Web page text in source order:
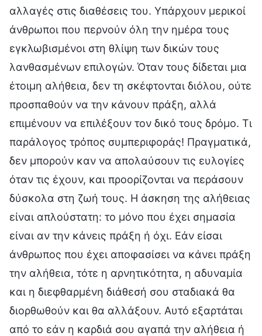
αλλαγές στις διαθέσεις του. Υπάρχουν μερικοί
άνθρωποι που περνούν όλη την ημέρα τους
εγκλωβισμένοι στη θλίψη των δικών τους
λανθασμένων επιλογών. Όταν τους δίδεται μια
έτοιμη αλήθεια, δεν τη σκέφτονται διόλου, ούτε
προσπαθούν να την κάνουν πράξη, αλλά
επιμένουν να επιλέξουν τον δικό τους δρόμο. Τι
παράλογος τρόπος συμπεριφοράς! Πραγματικά,
δεν μπορούν καν να απολαύσουν τις ευλογίες
όταν τις έχουν, και προορίζονται να περάσουν
δύσκολα στη ζωή τους. Η άσκηση της αλήθειας
είναι απλούστατη: το μόνο που έχει σημασία
είναι αν την κάνεις πράξη ή όχι. Εάν είσαι
άνθρωπος που έχει αποφασίσει να κάνει πράξη
την αλήθεια, τότε η αρνητικότητα, η αδυναμία
και η διεφθαρμένη διάθεσή σου σταδιακά θα
διορθωθούν και θα αλλάξουν. Αυτό εξαρτάται
από το εάν η καρδιά σου αγαπά την αλήθεια ή